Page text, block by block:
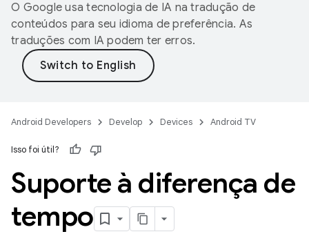
O Google usa tecnologia de IA na tradução de
conteúdos para seu idioma de preferência. As
traduções com IA podem ter erros.
Android Developers Develop Devices Android TV
Isso foi útil?
Suporte à diferença de
tempo